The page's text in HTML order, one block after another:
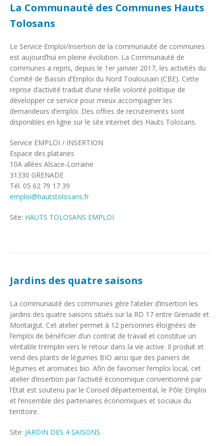
La Communauté des Communes Hauts
Tolosans
Le Service Emploi/Insertion de la communauté de communes
est aujourd’hui en pleine évolution. La Communauté de
communes a repris, depuis le 1er janvier 2017, les activités du
Comité de Bassin d’Emploi du Nord Toulousain (CBE). Cette
reprise d’activité traduit d’une réelle volonté politique de
développer ce service pour mieux accompagner les
demandeurs d’emploi. Des offres de recrutements sont
disponibles en ligne sur le site internet des Hauts Tolosans.
Service EMPLOI / INSERTION
Espace des platanes
10A allées Alsace-Lorraine
31330 GRENADE
Tél. 05 62 79 17 39
emploi@hautstolosans.fr
Site: HAUTS TOLOSANS EMPLOI
Jardins des quatre saisons
La communauté des communes gère l’atelier d’insertion les
jardins des quatre saisons situés sur la RD 17 entre Grenade et
Montaigut. Cet atelier permet à 12 personnes éloignées de
l’emploi de bénéficier d’un contrat de travail et constitue un
véritable tremplin vers le retour dans la vie active. Il produit et
vend des plants de légumes BIO ainsi que des paniers de
légumes et aromates bio. Afin de favoriser l’emploi local, cet
atelier d’insertion par l’activité économique conventionné par
l’Etat est soutenu par le Conseil départemental, le Pôle Emploi
et l’ensemble des partenaires économiques et sociaux du
territoire.
Site: JARDIN DES 4 SAISONS